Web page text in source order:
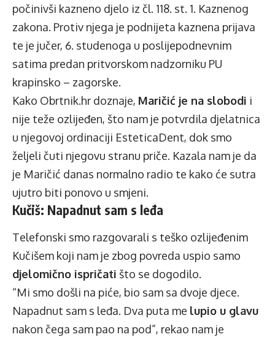
počinivši kazneno djelo iz čl. 118. st. 1. Kaznenog
zakona. Protiv njega je podnijeta kaznena prijava
te je jučer, 6. studenoga u poslijepodnevnim
satima predan pritvorskom nadzorniku PU
krapinsko – zagorske.
Kako Obrtnik.hr doznaje, Maričić je na slobodi i
nije teže ozlijeđen, što nam je potvrdila djelatnica
u njegovoj ordinaciji EsteticaDent, dok smo
željeli čuti njegovu stranu priče. Kazala nam je da
je Maričić danas normalno radio te kako će sutra
ujutro biti ponovo u smjeni.
Kučiš: Napadnut sam s leđa
Telefonski smo razgovarali s teško ozlijeđenim
Kučišem koji nam je zbog povreda uspio samo
djelomično ispričati što se dogodilo.
“Mi smo došli na piće, bio sam sa dvoje djece.
Napadnut sam s leđa. Dva puta me lupio u glavu
nakon čega sam pao na pod”, rekao nam je